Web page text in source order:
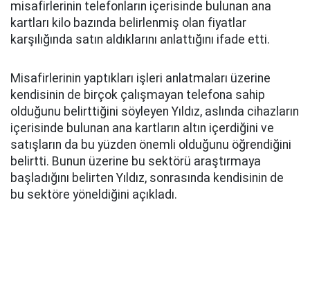
misafirlerinin telefonların içerisinde bulunan ana
kartları kilo bazında belirlenmiş olan fiyatlar
karşılığında satın aldıklarını anlattığını ifade etti.
Misafirlerinin yaptıkları işleri anlatmaları üzerine
kendisinin de birçok çalışmayan telefona sahip
olduğunu belirttiğini söyleyen Yıldız, aslında cihazların
içerisinde bulunan ana kartların altın içerdiğini ve
satışların da bu yüzden önemli olduğunu öğrendiğini
belirtti. Bunun üzerine bu sektörü araştırmaya
başladığını belirten Yıldız, sonrasında kendisinin de
bu sektöre yöneldiğini açıkladı.